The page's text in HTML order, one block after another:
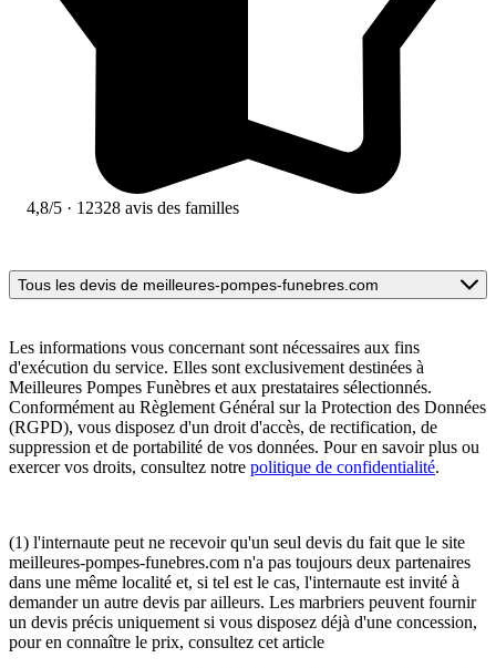
4,8/5 · 12328 avis des familles
Tous les devis de meilleures-pompes-funebres.com
Les informations vous concernant sont nécessaires aux fins
d'exécution du service. Elles sont exclusivement destinées à
Meilleures Pompes Funèbres et aux prestataires sélectionnés.
Conformément au Règlement Général sur la Protection des Données
(RGPD), vous disposez d'un droit d'accès, de rectification, de
suppression et de portabilité de vos données. Pour en savoir plus ou
exercer vos droits, consultez notre politique de confidentialité.
(1) l'internaute peut ne recevoir qu'un seul devis du fait que le site
meilleures-pompes-funebres.com n'a pas toujours deux partenaires
dans une même localité et, si tel est le cas, l'internaute est invité à
demander un autre devis par ailleurs. Les marbriers peuvent fournir
un devis précis uniquement si vous disposez déjà d'une concession,
pour en connaître le prix, consultez cet article